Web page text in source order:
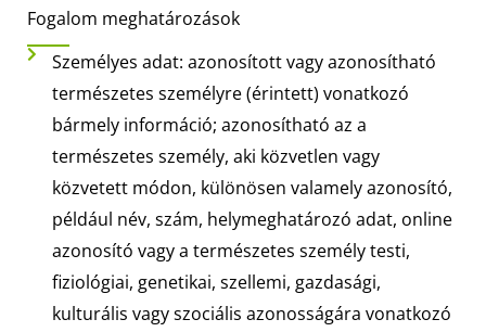
Fogalom meghatározások
Személyes adat: azonosított vagy azonosítható
természetes személyre (érintett) vonatkozó
bármely információ; azonosítható az a
természetes személy, aki közvetlen vagy
közvetett módon, különösen valamely azonosító,
például név, szám, helymeghatározó adat, online
azonosító vagy a természetes személy testi,
fiziológiai, genetikai, szellemi, gazdasági,
kulturális vagy szociális azonosságára vonatkozó